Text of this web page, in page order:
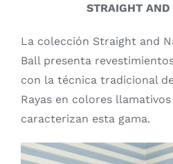
STRAIGHT AND
La colección Straight and
Ball presenta
con la técnica tradicional
Rayas en colores
caracterizan esta gama.